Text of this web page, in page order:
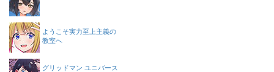
ようこそ実力至上主義の
教室へ
グリッドマン ユニバース